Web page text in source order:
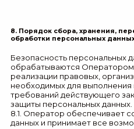
8. Порядок сбора, хранения,
обработки персональных
Безопасность персональных
обрабатываются
реализации правовых,
необходимых для
требований действующего
защиты персональных данных.
8.1. Оператор обеспечивает
данных и принимает все